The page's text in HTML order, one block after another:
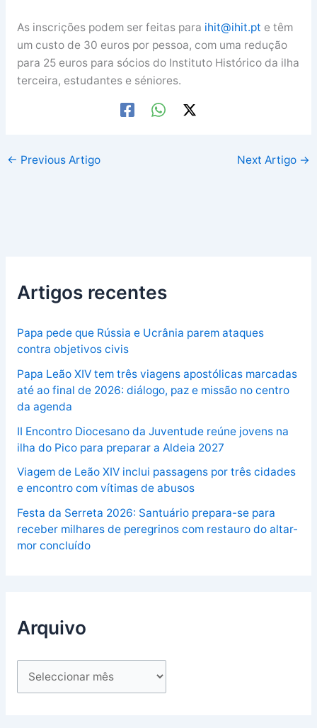
As inscrições podem ser feitas para ihit@ihit.pt e têm
um custo de 30 euros por pessoa, com uma redução
para 25 euros para sócios do Instituto Histórico da ilha
terceira, estudantes e séniores.
← Previous Artigo Next Artigo →
Artigos recentes
Papa pede que Rússia e Ucrânia parem ataques
contra objetivos civis
Papa Leão XIV tem três viagens apostólicas marcadas
até ao final de 2026: diálogo, paz e missão no centro
da agenda
II Encontro Diocesano da Juventude reúne jovens na
ilha do Pico para preparar a Aldeia 2027
Viagem de Leão XIV inclui passagens por três cidades
e encontro com vítimas de abusos
Festa da Serreta 2026: Santuário prepara-se para
receber milhares de peregrinos com restauro do altar-
mor concluído
Arquivo